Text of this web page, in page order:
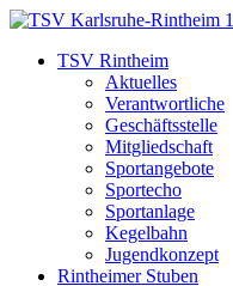
TSV Rintheim
Aktuelles
Verantwortliche
Geschäftsstelle
Mitgliedschaft
Sportangebote
Sportecho
Sportanlage
Kegelbahn
Jugendkonzept
Rintheimer Stuben